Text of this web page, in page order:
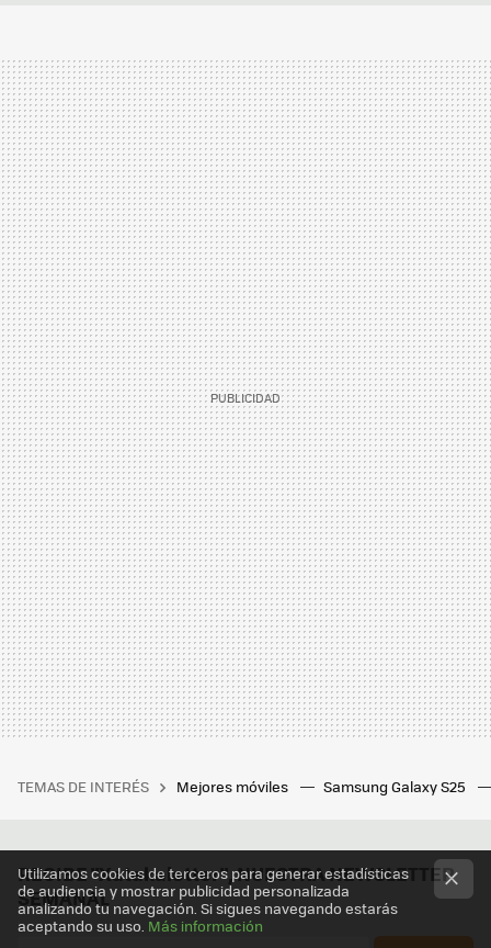
TEMAS DE INTERÉS Mejores móviles Samsung Galaxy S25
RECIBE "Xatakaletter", NUESTRA NEWSLETTER
SEMANAL
Utilizamos cookies de terceros para generar estadísticas
de audiencia y mostrar publicidad personalizada
analizando tu navegación. Si sigues navegando estarás
aceptando su uso. Más información